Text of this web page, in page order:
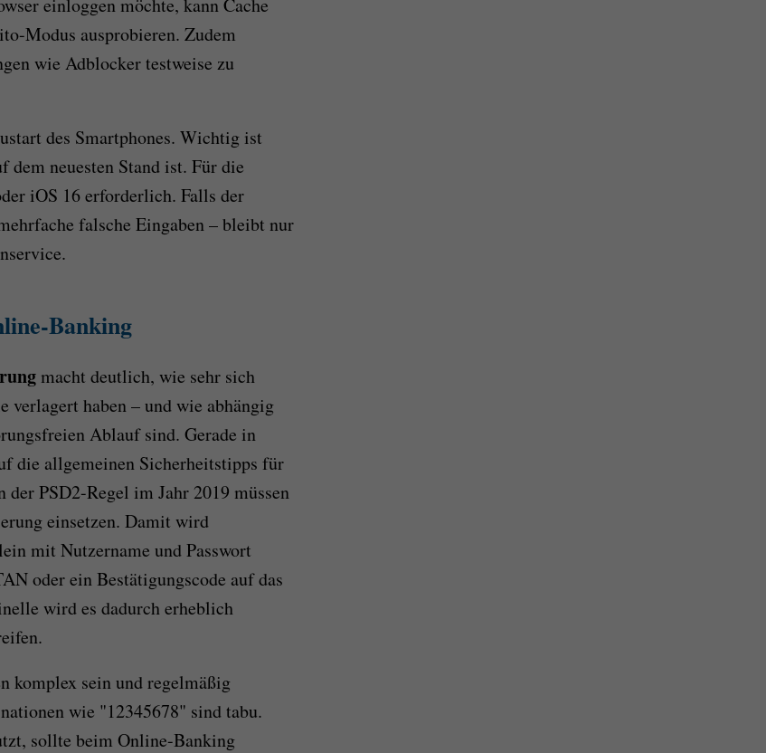
einloggen möchte, kann Cache
Modus ausprobieren. Zudem
wie Adblocker testweise zu
des Smartphones. Wichtig ist
dem neuesten Stand ist. Für die
iOS 16 erforderlich. Falls der
falsche Eingaben – bleibt nur
Banking
macht deutlich, wie sehr sich
haben – und wie abhängig
Ablauf sind. Gerade in
die allgemeinen Sicherheitstipps für
PSD2-Regel im Jahr 2019 müssen
einsetzen. Damit wird
mit Nutzername und Passwort
oder ein Bestätigungscode auf das
wird es dadurch erheblich
komplex sein und regelmäßig
wie "12345678" sind tabu.
sollte beim Online-Banking